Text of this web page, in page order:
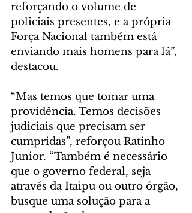
reforçando o volume de
policiais presentes, e a própria
Força Nacional também está
enviando mais homens para lá”,
destacou.
“Mas temos que tomar uma
providência. Temos decisões
judiciais que precisam ser
cumpridas”, reforçou Ratinho
Junior. “Também é necessário
que o governo federal, seja
através da Itaipu ou outro órgão,
busque uma solução para a